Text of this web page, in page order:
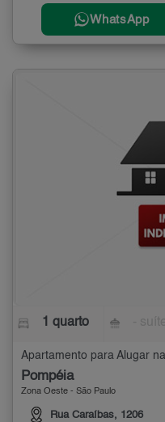
WhatsApp
1 quarto
Apartamento para Alugar
Pompéia
Zona Oeste - São Paulo
Rua Caraíbas, 1206